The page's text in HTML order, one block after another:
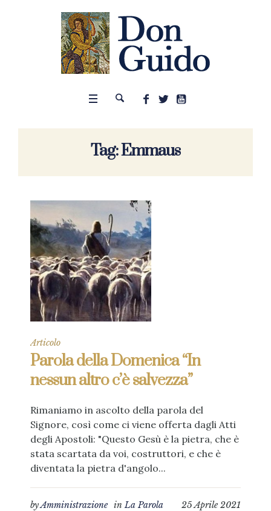
Tag:Emmaus
Articolo
Parola della Domenica “In
nessun altro c’è salvezza”
Rimaniamo in ascolto della parola del
Signore, così come ci viene offerta dagli Atti
degli Apostoli: "Questo Gesù è la pietra, che è
stata scartata da voi, costruttori, e che è
diventata la pietra d'angolo...
25 Aprile 2021
byAmministrazione inLa Parola